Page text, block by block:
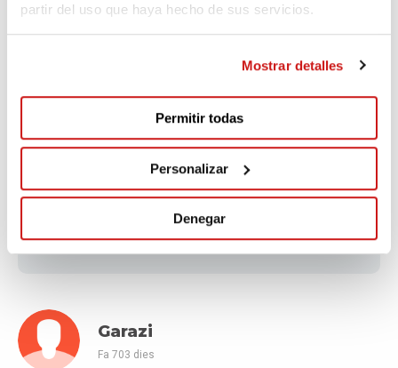
partir del uso que haya hecho de sus servicios.
Mostrar detalles
Permitir todas
Personalizar
Denegar
María Auxiliadora
Fa 702 dies
Francisco javier
Fa 702 dies
Garazi
Fa 703 dies